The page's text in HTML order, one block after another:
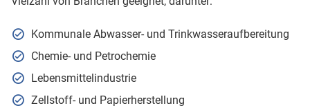
Kommunale Abwasser- und Trinkwasseraufbereitung
Chemie- und Petrochemie
Lebensmittelindustrie
Zellstoff- und Papierherstellung